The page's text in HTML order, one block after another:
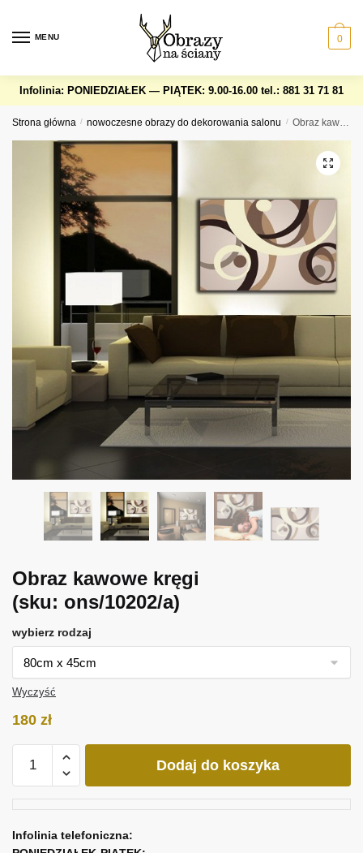
navigation
content
MENU 0
Infolinia: PONIEDZIAŁEK — PIĄTEK: 9.00-16.00 tel.: 881 31 71 81
Strona główna / nowoczesne obrazy do dekorowania salonu / Obraz kawowe kręgi
Obraz kawowe kręgi
(sku: ons/10202/a)
wybierz rodzaj
Wyczyść
180 zł
Obraz
Dodaj do koszyka
Infolinia telefoniczna: